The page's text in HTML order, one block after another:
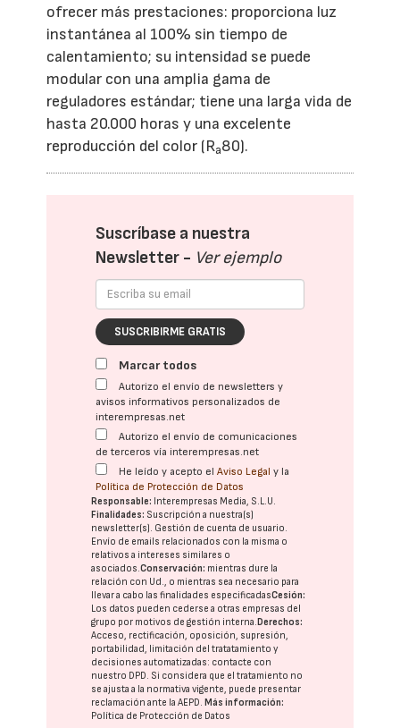
ofrecer más prestaciones: proporciona luz
instantánea al 100% sin tiempo de
calentamiento; su intensidad se puede
modular con una amplia gama de
reguladores estándar; tiene una larga vida de
hasta 20.000 horas y una excelente
reproducción del color (Ra80).
Suscríbase a nuestra
Newsletter - Ver ejemplo
SUSCRIBIRME GRATIS
Marcar todos
Autorizo el envío de newsletters y
avisos informativos personalizados de
interempresas.net
Autorizo el envío de comunicaciones
de terceros vía interempresas.net
He leído y acepto elAviso Legal y la
Política de Protección de Datos
Responsable: Interempresas Media, S.L.U.
Finalidades: Suscripción a nuestra(s)
newsletter(s). Gestión de cuenta de usuario.
Envío de emails relacionados con la misma o
relativos a intereses similares o
asociados.Conservación: mientras dure la
relación con Ud., o mientras sea necesario para
llevar a cabo las finalidades especificadasCesión:
Los datos pueden cederse a otras empresas del
grupo por motivos de gestión interna.Derechos:
Acceso, rectificación, oposición, supresión,
portabilidad, limitación del tratatamiento y
decisiones automatizadas: contacte con
nuestro DPD. Si considera que el tratamiento no
se ajusta a la normativa vigente, puede presentar
reclamación ante laAEPD.Más información:
Política de Protección de Datos